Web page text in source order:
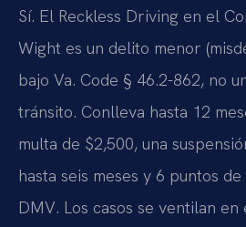
Sí. El Reckless Driving en el
Wight es un delito menor
bajo Va. Code § 46.2-862, no
tránsito. Conlleva hasta 12
multa de $2,500, una
hasta seis meses y 6 puntos
DMV. Los casos se ventilan